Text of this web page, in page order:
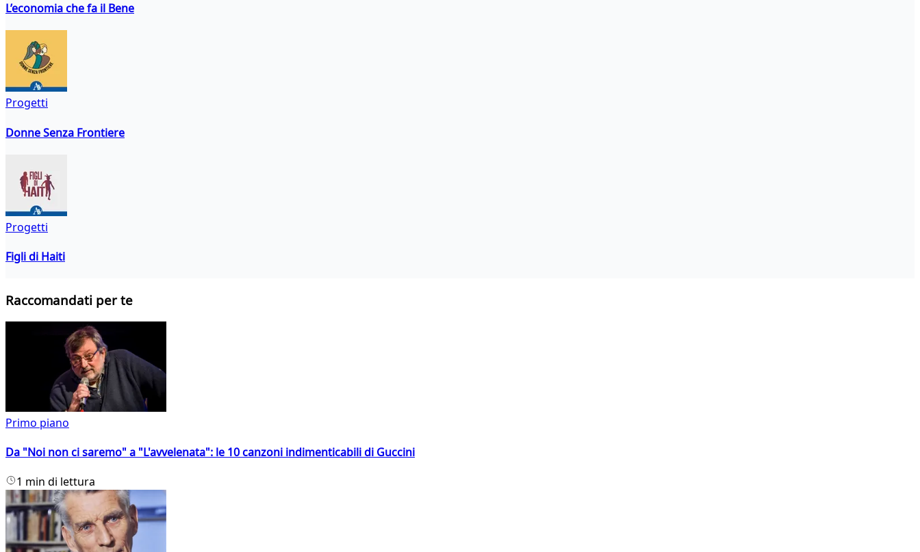
L’economia che fa il Bene
Progetti
Donne Senza Frontiere
Progetti
Figli di Haiti
Raccomandati per te
Primo piano
Da "Noi non ci saremo" a "L'avvelenata": le 10 canzoni indimenticabili di Guccini
1 min di lettura